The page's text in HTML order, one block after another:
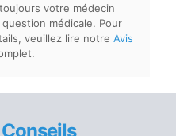
votre médecin
médicale. Pour
veuillez lire notre Avis